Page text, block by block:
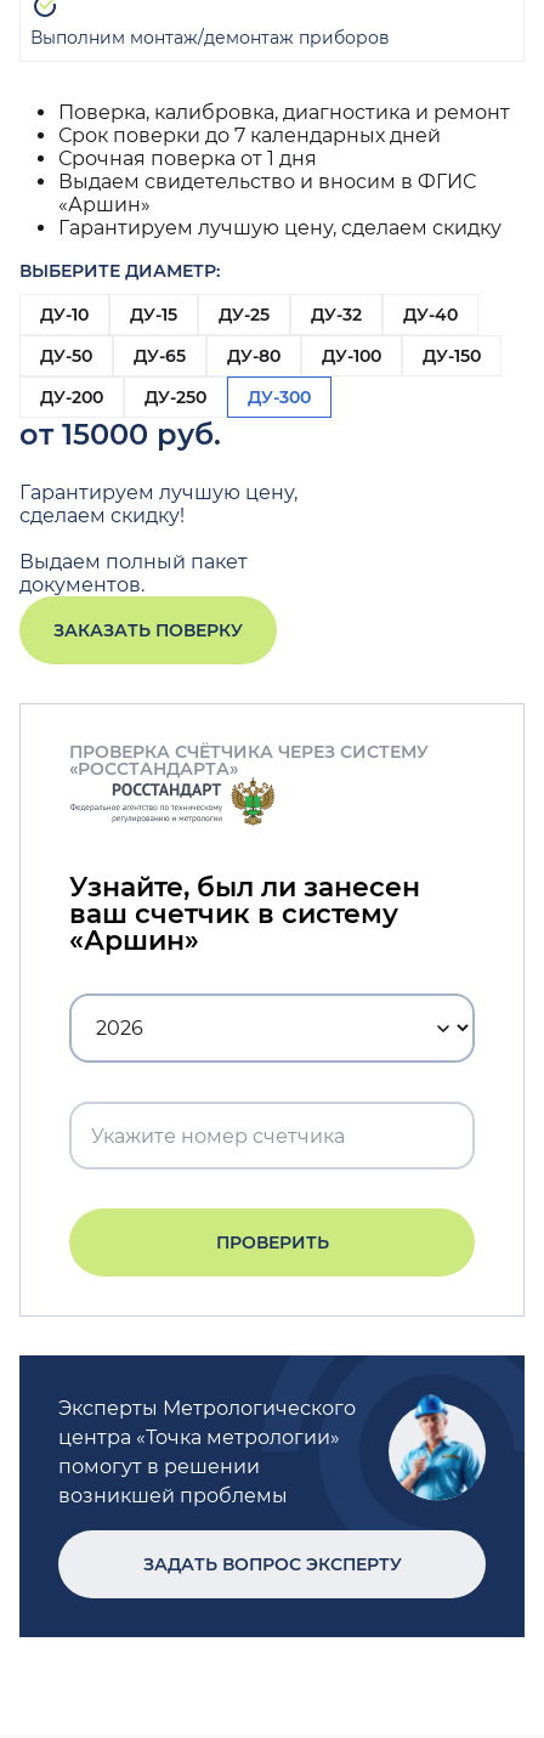
Поверка, калибровка, диагностика и ремонт
Срок поверки до 7 календарных дней
Срочная поверка от 1 дня
Выдаем свидетельство и вносим в ФГИС
«Аршин»
Гарантируем лучшую цену, сделаем скидку
ВЫБЕРИТЕ ДИАМЕТР:
ДУ-10
ДУ-15 ДУ-25 ДУ-32
ДУ-40
ДУ-50
ДУ-65 ДУ-80 ДУ-100
ДУ-150
ДУ-200
ДУ-250 ДУ-300
от 15000 руб.
Гарантируем лучшую цену,
сделаем скидку!
Выдаем полный пакет
документов.
ЗАКАЗАТЬ ПОВЕРКУ
Выполним монтаж/демонтаж приборов
ПРОВЕРКА СЧЁТЧИКА ЧЕРЕЗ СИСТЕМУ
«РОССТАНДАРТА»
Узнайте, был ли занесен
ваш счетчик в систему
«Аршин»
ПРОВЕРИТЬ
Эксперты Метрологического
центра «Точка метрологии»
помогут в решении
возникшей проблемы
ЗАДАТЬ ВОПРОС ЭКСПЕРТУ